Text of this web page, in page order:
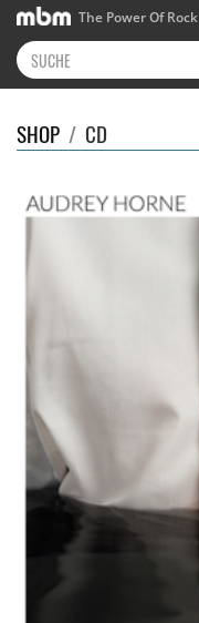
The Power Of Rock
SHOP / CD